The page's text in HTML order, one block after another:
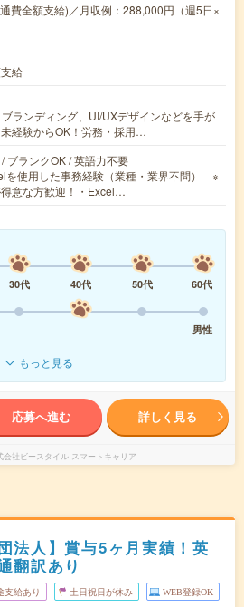
費全額支給)／月収例：288,000円（週5日×
給
ランディング、UI/UXデザインなどを手が
経験からOK！労務・採用…
/ ブランクOK / 英語力不要
を使用した事務経験（業種・業界不問） ※
意な方歓迎！・Excel…
30代 40代 50代
60代
男性
もっと見る
応募へ進む 詳しく見る
会社ビースタイル スマートキャリア
法人】賞与5ヶ月実績！英
翻訳あり
支給あり 土日祝日が休み WEB登録OK